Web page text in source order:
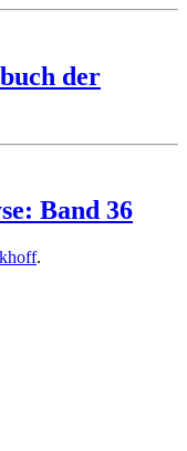
der
Band 36
.